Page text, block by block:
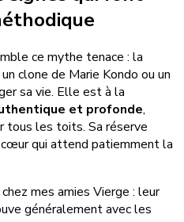
ce mythe tenace : la
clone de Marie Kondo ou un
sa vie. Elle est à la
et profonde,
tous les toits. Sa réserve
qui attend patiemment la
mes amies Vierge : leur
généralement avec les